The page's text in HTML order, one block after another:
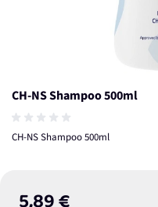
CH-NS Shampoo 500ml
CH-NS Shampoo 500ml